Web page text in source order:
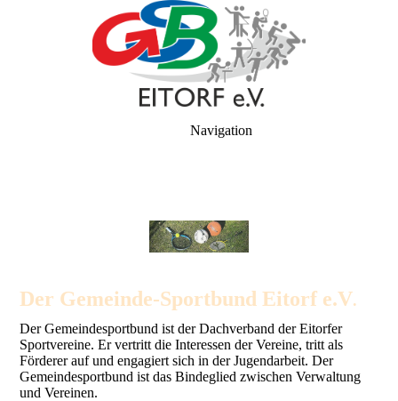
Navigation
Der Gemeinde-Sportbund Eitorf e.V.
Der Gemeindesportbund ist der Dachverband der Eitorfer
Sportvereine. Er vertritt die Interessen der Vereine, tritt als
Förderer auf und engagiert sich in der Jugendarbeit. Der
Gemeindesportbund ist das Bindeglied zwischen Verwaltung
und Vereinen.